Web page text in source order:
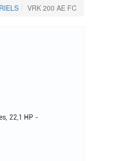
VRK 200 AE FC
22,1 HP -